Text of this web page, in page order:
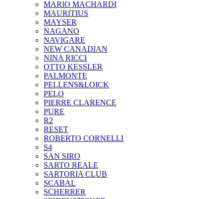
MARIO MACHARDI
MAURITIUS
MAYSER
NAGANO
NAVIGARE
NEW CANADIAN
NINA RICCI
OTTO KESSLER
PALMONTE
PELLENS&LOICK
PELO
PIERRE CLARENCE
PURE
R2
RESET
ROBERTO CORNELLI
S4
SAN SIRO
SARTO REALE
SARTORIA CLUB
SCABAL
SCHERRER